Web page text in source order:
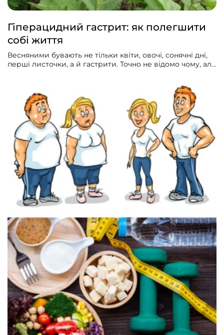
Гіперацидний гастрит: як полегшити
собі життя
Весняними бувають не тільки квіти, овочі, сонячні дні,
перші листочки, а й гастрити. Точно не відомо чому, але
хвороби.